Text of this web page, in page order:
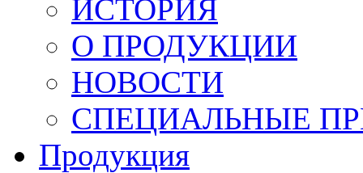
ИСТОРИЯ
О ПРОДУКЦИИ
НОВОСТИ
СПЕЦИАЛЬНЫЕ
Продукция